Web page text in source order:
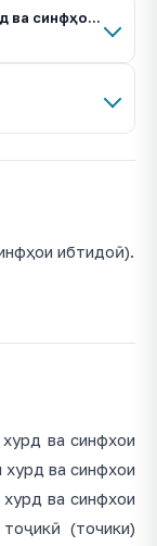
Яъқуби Лайс (Барои кӯдакони хурд ва синфҳои ибтидоӣ).pdf
ибтидоӣ).
ва синфхои
ва синфхои
ва синфхои
(точики)